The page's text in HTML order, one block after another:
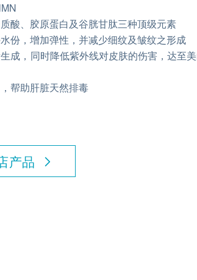
酸、胶原蛋白及谷胱甘肽三种顶级元素
份，增加弹性，并减少细纹及皱纹之形成
成，同时降低紫外线对皮肤的伤害，达至
帮助肝脏天然排毒
产品